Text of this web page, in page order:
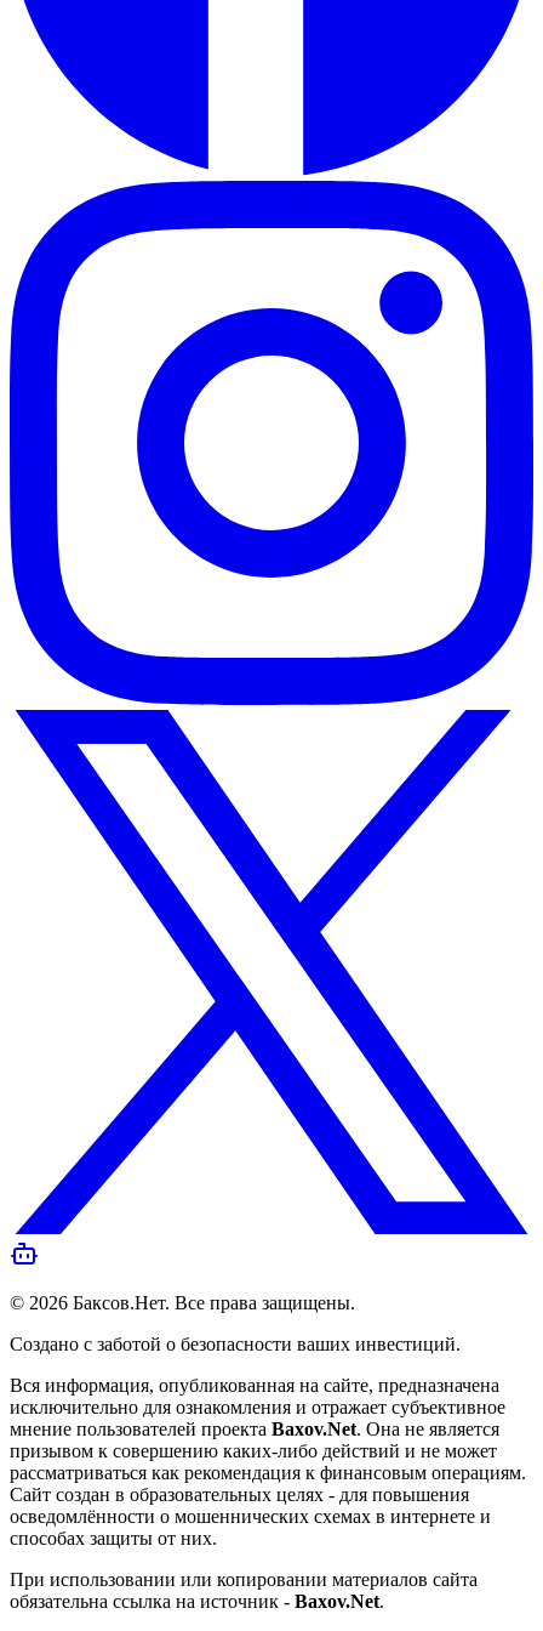
© 2026 Баксов.Нет. Все права защищены.
Создано с заботой о безопасности ваших инвестиций.
Вся информация, опубликованная на сайте, предназначена
исключительно для ознакомления и отражает субъективное
мнение пользователей проекта Baxov.Net. Она не является
призывом к совершению каких-либо действий и не может
рассматриваться как рекомендация к финансовым операциям.
Сайт создан в образовательных целях - для повышения
осведомлённости о мошеннических схемах в интернете и
способах защиты от них.
При использовании или копировании материалов сайта
обязательна ссылка на источник - Baxov.Net.